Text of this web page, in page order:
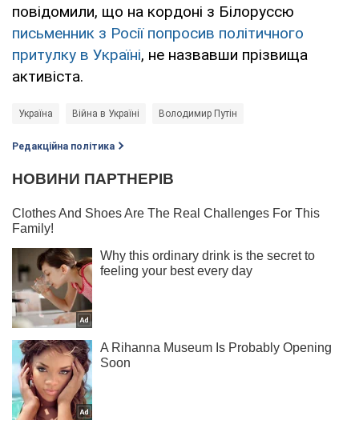
повідомили, що на кордоні з Білоруссю
письменник з Росії попросив політичного
притулку в Україні, не назвавши прізвища
активіста.
Україна Війна в Україні Володимир Путін
Редакційна політика